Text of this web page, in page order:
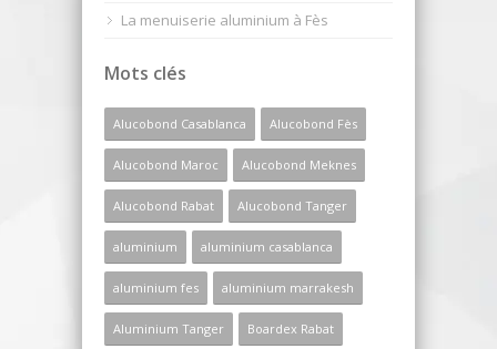
La menuiserie aluminium à Fès
Mots clés
Alucobond Casablanca Alucobond Fès
Alucobond Maroc Alucobond Meknes
Alucobond Rabat Alucobond Tanger
aluminium aluminium casablanca
aluminium fes aluminium marrakesh
Aluminium Tanger Boardex Rabat